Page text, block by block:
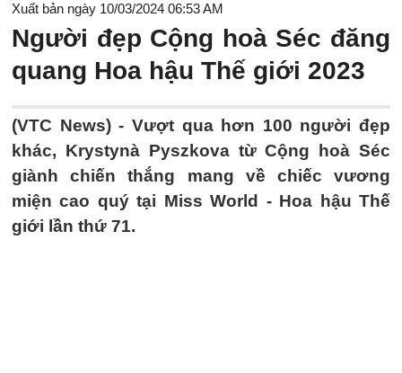
Xuất bản ngày 10/03/2024 06:53 AM
Người đẹp Cộng hoà Séc đăng
quang Hoa hậu Thế giới 2023
(VTC News) - Vượt qua hơn 100 người đẹp
khác, Krystynà Pyszkova từ Cộng hoà Séc
giành chiến thắng mang về chiếc vương
miện cao quý tại Miss World - Hoa hậu Thế
giới lần thứ 71.